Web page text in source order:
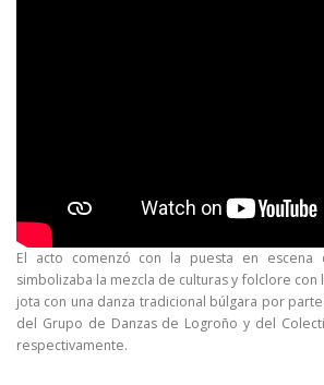
El acto comenzó con la puesta en escena
simbolizaba la mezcla de culturas y folclore
jota con una danza tradicional búlgara por
del Grupo de Danzas de Logroño y del
respectivamente.